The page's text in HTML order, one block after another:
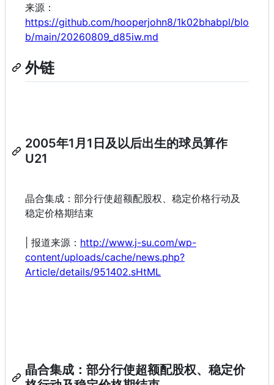
来源：
https://github.com/hooperjohn8/1k02bhabpl/blo
b/main/20260809_d85iw.md
外链
2005年1月1日及以后出生的球员算作
U21
晶合集成：部分行使超额配股权、稳定价格行动及
稳定价格期结束
| 报道来源： http://www.j-su.com/wp-
content/uploads/cache/news.php?
Article/details/951402.sHtML
晶合集成：部分行使超额配股权、稳定价